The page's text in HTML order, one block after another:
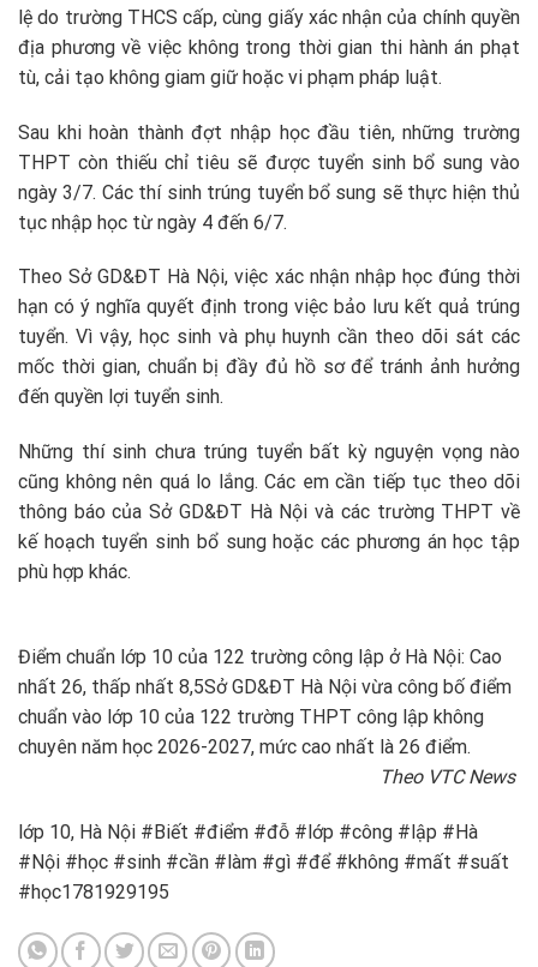
lệ do trường THCS cấp, cùng giấy xác nhận của chính quyền
địa phương về việc không trong thời gian thi hành án phạt
tù, cải tạo không giam giữ hoặc vi phạm pháp luật.
Sau khi hoàn thành đợt nhập học đầu tiên, những trường
THPT còn thiếu chỉ tiêu sẽ được tuyển sinh bổ sung vào
ngày 3/7. Các thí sinh trúng tuyển bổ sung sẽ thực hiện thủ
tục nhập học từ ngày 4 đến 6/7.
Theo Sở GD&ĐT Hà Nội, việc xác nhận nhập học đúng thời
hạn có ý nghĩa quyết định trong việc bảo lưu kết quả trúng
tuyển. Vì vậy, học sinh và phụ huynh cần theo dõi sát các
mốc thời gian, chuẩn bị đầy đủ hồ sơ để tránh ảnh hưởng
đến quyền lợi tuyển sinh.
Những thí sinh chưa trúng tuyển bất kỳ nguyện vọng nào
cũng không nên quá lo lắng. Các em cần tiếp tục theo dõi
thông báo của Sở GD&ĐT Hà Nội và các trường THPT về
kế hoạch tuyển sinh bổ sung hoặc các phương án học tập
phù hợp khác.
Điểm chuẩn lớp 10 của 122 trường công lập ở Hà Nội: Cao
nhất 26, thấp nhất 8,5Sở GD&ĐT Hà Nội vừa công bố điểm
chuẩn vào lớp 10 của 122 trường THPT công lập không
chuyên năm học 2026-2027, mức cao nhất là 26 điểm.
Theo VTC News
lớp 10, Hà Nội #Biết #điểm #đỗ #lớp #công #lập #Hà
#Nội #học #sinh #cần #làm #gì #để #không #mất #suất
#học1781929195